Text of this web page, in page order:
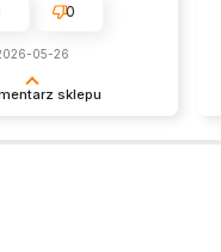
sklepu
0
05-26